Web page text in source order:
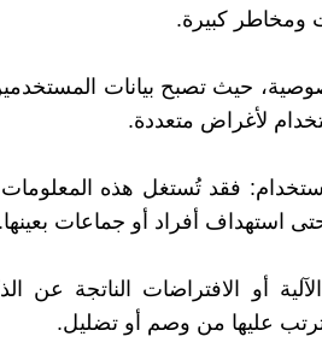
ومخاطر كبيرة.
حيث تصبح بيانات
لأغراض متعددة.
فقد تُستغل هذه المعلومات
استهداف أفراد أو جماعات بعينها.
أو الافتراضات الناتجة عن
عليها من وصم أو تضليل.